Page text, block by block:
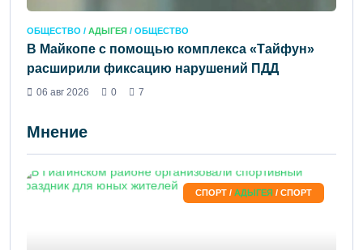
ОБЩЕСТВО / АДЫГЕЯ / ОБЩЕСТВО
В Майкопе с помощью комплекса «Тайфун»
расширили фиксацию нарушений ПДД
06 авг 2026 0 7
Мнение
СПОРТ / АДЫГЕЯ / СПОРТ